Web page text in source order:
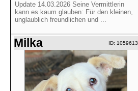
Update 14.03.2026 Seine Vermittlerin
kann es kaum glauben: Für den kleinen,
unglaublich freundlichen und ...
Milka ID: 1059613